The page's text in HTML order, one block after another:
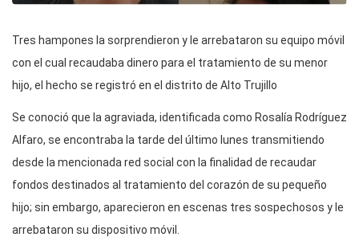
Tres hampones la sorprendieron y le arrebataron su equipo móvil
con el cual recaudaba dinero para el tratamiento de su menor
hijo, el hecho se registró en el distrito de Alto Trujillo
Se conoció que la agraviada, identificada como Rosalía Rodríguez
Alfaro, se encontraba la tarde del último lunes transmitiendo
desde la mencionada red social con la finalidad de recaudar
fondos destinados al tratamiento del corazón de su pequeño
hijo; sin embargo, aparecieron en escenas tres sospechosos y le
arrebataron su dispositivo móvil.